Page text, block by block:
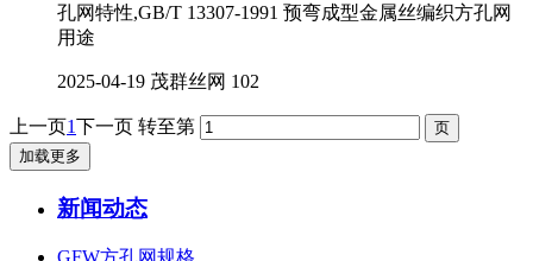
孔网特性,GB/T 13307-1991 预弯成型金属丝编织方孔网
用途
2025-04-19 茂群丝网 102
上一页1下一页 转至第
加载更多
新闻动态